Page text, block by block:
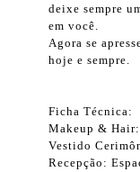
deixe sempre
em você.
Agora se
hoje e sempre.
Ficha Técnica:
Makeup &
Vestido
Recepção: